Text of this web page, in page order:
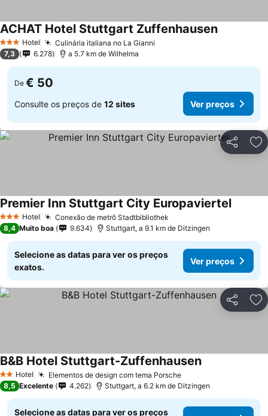
3 EstrelasHotel Culinária italiana no La Gianni
ACHAT Hotel Stuttgart ZuffenhausenVer preços
7,3 6.278 a 5.7 km de Wilhelma
De € 50
Consulte os preços de 12 sites Ver preços
Partilhar
3 EstrelasHotel Conexão de metrô Stadtbibliothek
Premier Inn Stuttgart City EuropaviertelVer
8,4 Muito boa 9.634 Stuttgart, a 9.1 km de Ditzingen
Selecione as datas para ver os preços
exatos.
Ver preços
Partilhar
2 Estrelas
Hotel Elementos de design com tema PorscheVer preços
B&B Hotel Stuttgart-ZuffenhausenVer preços
8,5 Excelente 4.262 Stuttgart, a 6.2 km de Ditzingen
Selecione as datas para ver os preços